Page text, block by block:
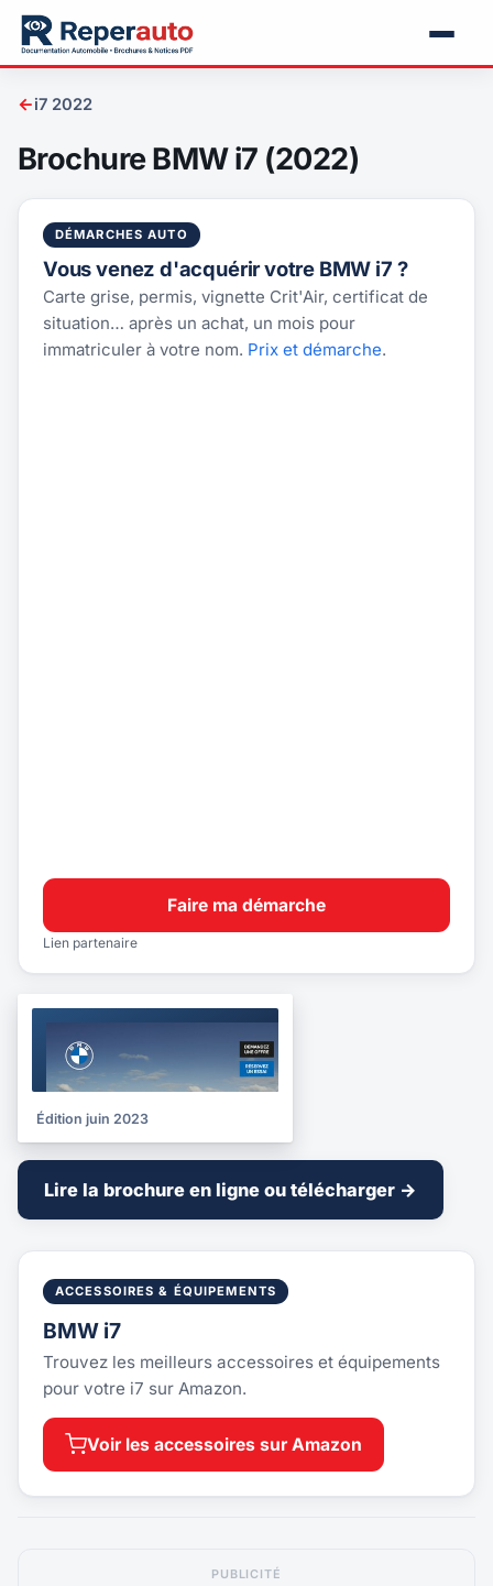
←i7 2022
Brochure BMW i7 (2022)
DÉMARCHES AUTO
Vous venez d'acquérir votre BMW i7 ?
Carte grise, permis, vignette Crit'Air, certificat de
situation… après un achat, un mois pour
immatriculer à votre nom. Prix et démarche.
Faire ma démarche
Lien partenaire
2023
Édition juin 2023
Lire la brochure en ligne ou télécharger →
ACCESSOIRES & ÉQUIPEMENTS
BMW i7
Trouvez les meilleurs accessoires et équipements
pour votre i7 sur Amazon.
Voir les accessoires sur Amazon
PUBLICITÉ